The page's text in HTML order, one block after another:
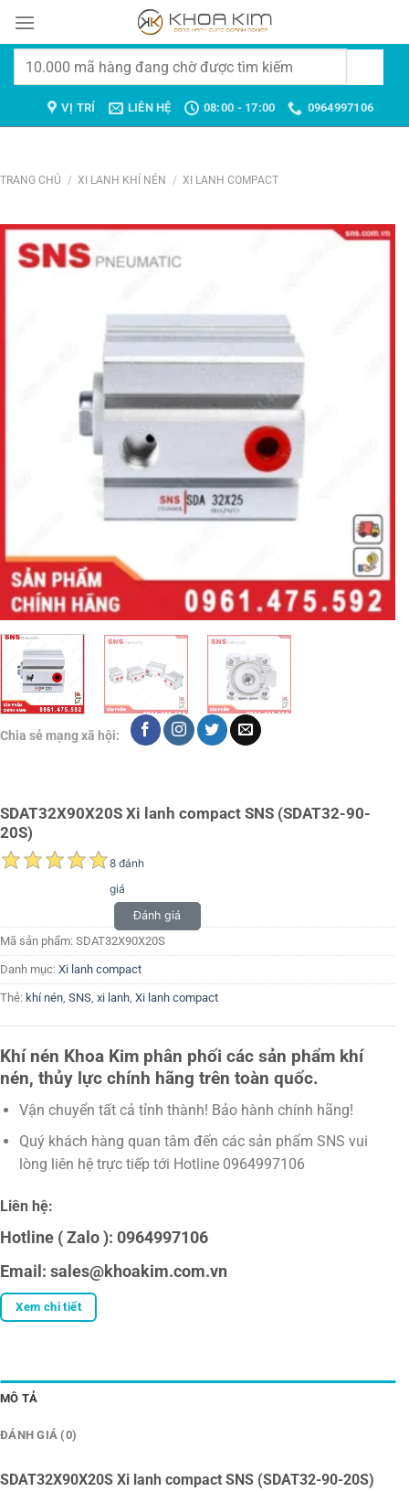
đến
Tìm
VỊ TRÍ LIÊN HỆ 08:00 - 17:00 0964997106
TRANG CHỦ / XI LANH KHÍ NÉN / XI LANH COMPACT
Chia sẻ mạng xã hội:
SDAT32X90X20S Xi lanh compact SNS (SDAT32-90-
20S)
8 đánh
giá
Đánh giá
Mã sản phẩm: SDAT32X90X20S
Danh mục: Xi lanh compact
Thẻ: khí nén, SNS, xi lanh, Xi lanh compact
Khí nén Khoa Kim phân phối các sản phẩm khí
nén, thủy lực chính hãng trên toàn quốc.
Vận chuyển tất cả tỉnh thành! Bảo hành chính hãng!
Quý khách hàng quan tâm đến các sản phẩm SNS vui
lòng liên hệ trực tiếp tới Hotline 0964997106
Liên hệ:
Hotline ( Zalo ): 0964997106
Email: sales@khoakim.com.vn
Xem chi tiết
MÔ TẢ
ĐÁNH GIÁ (0)
SDAT32X90X20S Xi lanh compact SNS (SDAT32-90-20S)